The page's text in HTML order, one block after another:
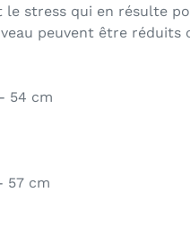
le stress qui en résulte
peuvent être réduits
54 cm
57 cm